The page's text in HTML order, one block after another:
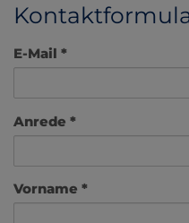
E-Mail
Anrede
Vorname